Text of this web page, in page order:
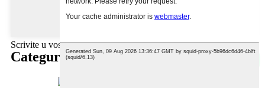
Scrivite u vostru missaghju quì è mandateci lu
Categurie di prudutti